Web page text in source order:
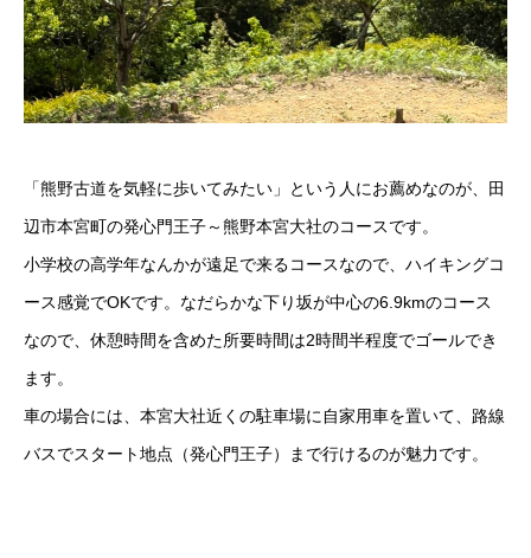
「熊野古道を気軽に歩いてみたい」という人にお薦めなのが、田
辺市本宮町の発心門王子～熊野本宮大社のコースです。
小学校の高学年なんかが遠足で来るコースなので、ハイキングコ
ース感覚でOKです。なだらかな下り坂が中心の6.9kmのコース
なので、休憩時間を含めた所要時間は2時間半程度でゴールでき
ます。
車の場合には、本宮大社近くの駐車場に自家用車を置いて、路線
バスでスタート地点（発心門王子）まで行けるのが魅力です。